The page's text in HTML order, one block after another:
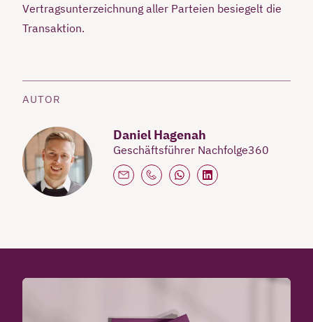
Vertragsunterzeichnung aller Parteien besiegelt die
Transaktion.
AUTOR
Daniel Hagenah
Geschäftsführer Nachfolge360